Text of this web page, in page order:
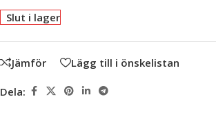
Slut i lager
Jämför Lägg till i önskelistan
Dela: